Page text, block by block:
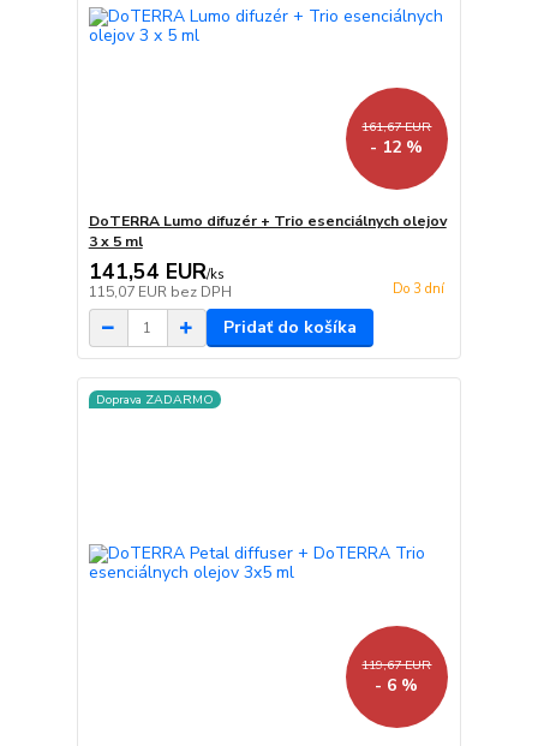
161,67 EUR
- 12 %
DoTERRA Lumo difuzér + Trio esenciálnych olejov
3 x 5 ml
141,54 EUR/ks
115,07 EUR bez DPH Do 3 dní
Pridať do košíka
Doprava ZADARMO
119,67 EUR
- 6 %